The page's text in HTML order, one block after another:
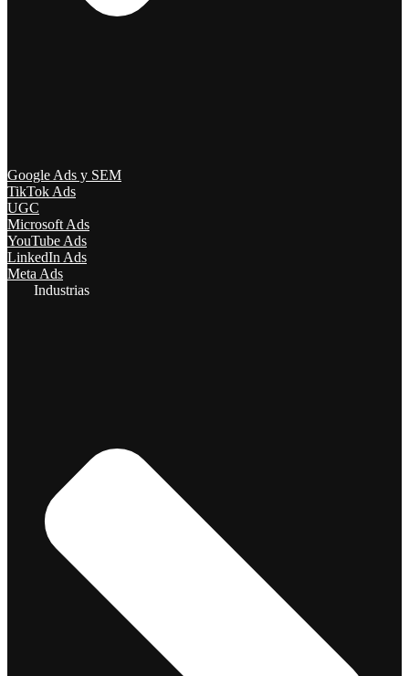
Google Ads y SEM
TikTok Ads
UGC
Microsoft Ads
YouTube Ads
LinkedIn Ads
Meta Ads
Industrias